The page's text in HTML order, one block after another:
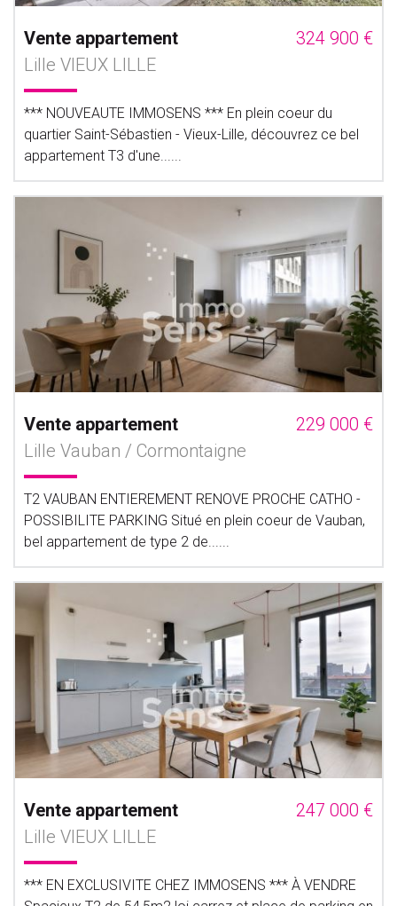
Vente appartement
324 900 €
Lille VIEUX LILLE
*** NOUVEAUTE IMMOSENS *** En plein coeur du
quartier Saint-Sébastien - Vieux-Lille, découvrez ce bel
appartement T3 d'une......
Vente appartement
229 000 €
Lille Vauban / Cormontaigne
T2 VAUBAN ENTIEREMENT RENOVE PROCHE CATHO -
POSSIBILITE PARKING Situé en plein coeur de Vauban,
bel appartement de type 2 de......
Vente appartement
247 000 €
Lille VIEUX LILLE
*** EN EXCLUSIVITE CHEZ IMMOSENS *** À VENDRE